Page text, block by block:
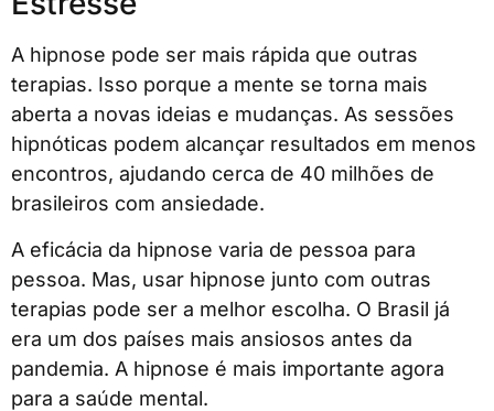
A hipnose pode ser mais rápida que outras
terapias. Isso porque a mente se torna mais
aberta a novas ideias e mudanças. As sessões
hipnóticas podem alcançar resultados em menos
encontros, ajudando cerca de 40 milhões de
brasileiros com ansiedade.
A eficácia da hipnose varia de pessoa para
pessoa. Mas, usar hipnose junto com outras
terapias pode ser a melhor escolha. O Brasil já
era um dos países mais ansiosos antes da
pandemia. A hipnose é mais importante agora
para a saúde mental.